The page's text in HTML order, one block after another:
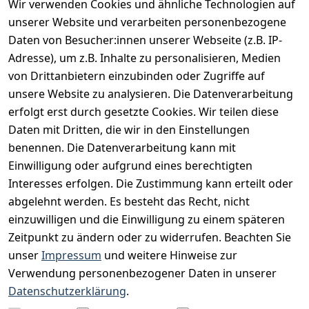
Wir verwenden Cookies und ähnliche Technologien auf
unserer Website und verarbeiten personenbezogene
Daten von Besucher:innen unserer Webseite (z.B. IP-
Adresse), um z.B. Inhalte zu personalisieren, Medien
von Drittanbietern einzubinden oder Zugriffe auf
unsere Website zu analysieren. Die Datenverarbeitung
erfolgt erst durch gesetzte Cookies. Wir teilen diese
Daten mit Dritten, die wir in den Einstellungen
benennen. Die Datenverarbeitung kann mit
Einwilligung oder aufgrund eines berechtigten
Interesses erfolgen. Die Zustimmung kann erteilt oder
abgelehnt werden. Es besteht das Recht, nicht
einzuwilligen und die Einwilligung zu einem späteren
Zeitpunkt zu ändern oder zu widerrufen. Beachten Sie
unserImpressum und weitere Hinweise zur
Verwendung personenbezogener Daten in unserer
Datenschutzerklärung.
Vertrag widerrufen
INFORMATIONEN
Widerrufsrecht
Datenschutz
Unser Unternehmen
Charity & Wohltätigkeit
BESUCHE UNS